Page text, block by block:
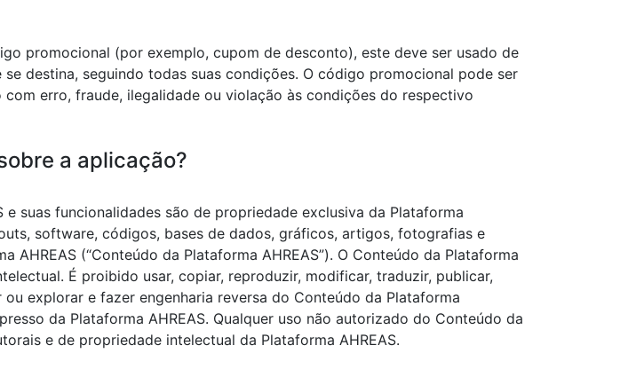
promocional (por exemplo, cupom de desconto), este deve ser usado de
destina, seguindo todas suas condições. O código promocional pode ser
erro, fraude, ilegalidade ou violação às condições do respectivo
a aplicação?
suas funcionalidades são de propriedade exclusiva da Plataforma
software, códigos, bases de dados, gráficos, artigos, fotografias e
(“Conteúdo da Plataforma AHREAS”). O Conteúdo da Plataforma
É proibido usar, copiar, reproduzir, modificar, traduzir, publicar,
explorar e fazer engenharia reversa do Conteúdo da Plataforma
da Plataforma AHREAS. Qualquer uso não autorizado do Conteúdo da
e de propriedade intelectual da Plataforma AHREAS.